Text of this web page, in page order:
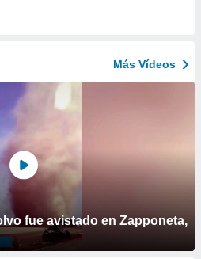
Más Vídeos
fue avistado en Zapponeta,